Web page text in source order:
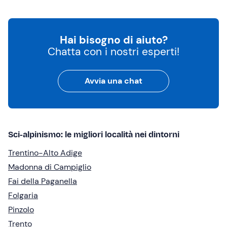
Hai bisogno di aiuto?
Chatta con i nostri esperti!
Avvia una chat
Sci-alpinismo: le migliori località nei dintorni
Trentino-Alto Adige
Madonna di Campiglio
Fai della Paganella
Folgaria
Pinzolo
Trento